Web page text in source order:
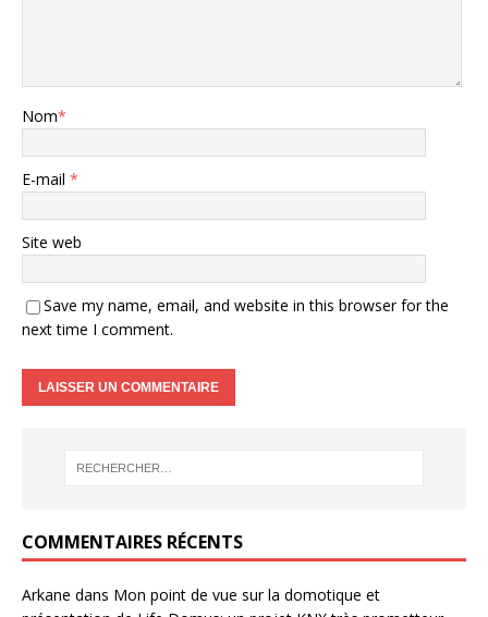
Nom*
E-mail *
Site web
Save my name, email, and website in this browser for the
next time I comment.
COMMENTAIRES RÉCENTS
Arkane dans Mon point de vue sur la domotique et